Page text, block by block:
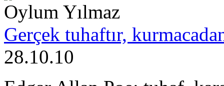
Oylum Yılmaz
Gerçek tuhaftır,
28.10.10